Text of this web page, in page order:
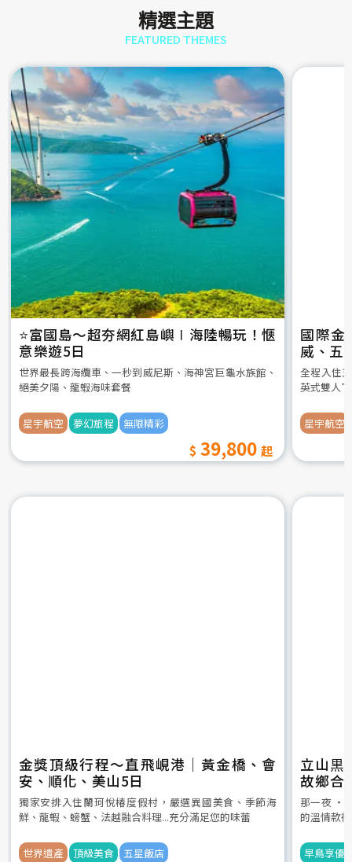
精選主題
FEATURED THEMES
⭐️富國島～超夯網紅島嶼∣海陸暢玩！愜
意樂遊5日
世界最長跨海纜車、一秒到威尼斯、海神宮巨龜水族館、
絕美夕陽、龍蝦海味套餐
星宇航空 夢幻旅程 無限精彩
39,800
國際金
威、五
全程入住
英式雙人
星宇航空
金獎頂級行程～直飛峴港｜黃金橋、會
安、順化、美山5日
獨家安排入住蘭珂悅椿度假村，嚴選異國美食、季節海
鮮、龍蝦、螃蟹、法越融合料理...充分滿足您的味蕾
世界遺產 頂級美食 五星飯店
立山黒
故鄉合
5日
那一夜 ‧
的溫情款
早鳥享優